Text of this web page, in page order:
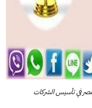
في تأسيس الشركات